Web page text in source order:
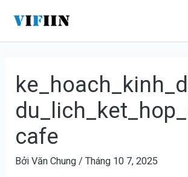
nội
cafe
BởiVăn Chung /Tháng 10 7, 2025
hướng
bài